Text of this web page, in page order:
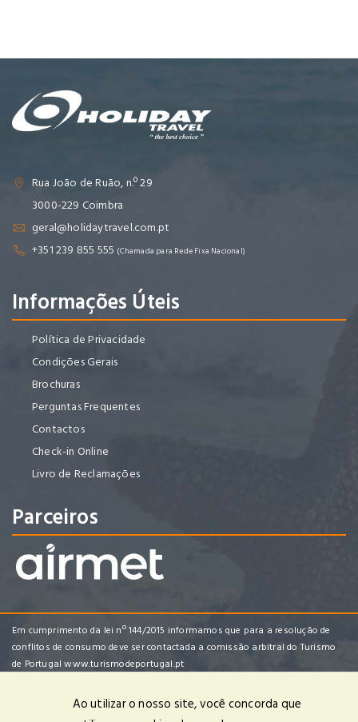
Rua João de Ruão, n.º 29
3000-229 Coimbra
geral@holidaytravel.com.pt
+351 239 855 555 (Chamada para Rede Fixa Nacional)
Informações Úteis
Política de Privacidade
Condições Gerais
Brochuras
Perguntas Frequentes
Contactos
Check-in Online
Livro de Reclamações
Parceiros
Em cumprimento da lei nº 144/2015 informamos que para a resolução de
conflitos de consumo deve ser contactada a comissão arbitral do Turismo
de Portugalwww.turismodeportugal.pt
Ao utilizar o nosso site, você concorda que